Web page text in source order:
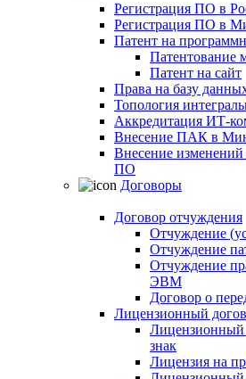
Регистрация ПО в
Регистрация ПО в
Патент на
Патентование
Патент на сайт
Права на базу
Топология
Аккредитация ИТ-
Внесение ПАК в
Внесение изменений
ПО
Договоры
Договор отчуждения
Отчуждение
Отчуждение
Отчуждение
ЭВМ
Договор о
Лицензионный
Лицензионный
знак
Лицензия на